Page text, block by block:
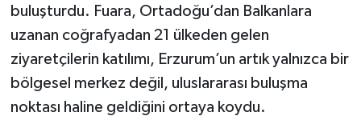
buluşturdu. Fuara, Ortadoğu’dan Balkanlara
uzanan coğrafyadan 21 ülkeden gelen
ziyaretçilerin katılımı, Erzurum’un artık yalnızca bir
bölgesel merkez değil, uluslararası buluşma
noktası haline geldiğini ortaya koydu.